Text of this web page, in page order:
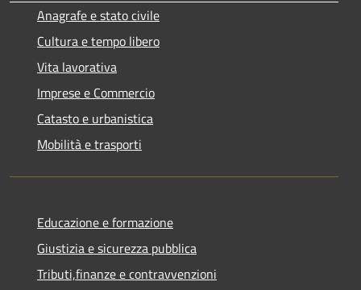
Anagrafe e stato civile
Cultura e tempo libero
Vita lavorativa
Imprese e Commercio
Catasto e urbanistica
Mobilità e trasporti
Educazione e formazione
Giustizia e sicurezza pubblica
Tributi,finanze e contravvenzioni